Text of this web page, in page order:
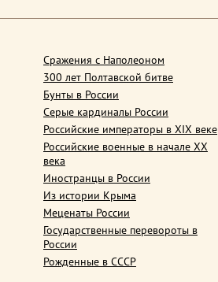
Сражения с Наполеоном
300 лет Полтавской битве
Бунты в России
Серые кардиналы России
Российские императоры в XIX веке
Российские военные в начале ХХ
века
Иностранцы в России
Из истории Крыма
Меценаты России
Государственные перевороты в
России
Рожденные в СССР